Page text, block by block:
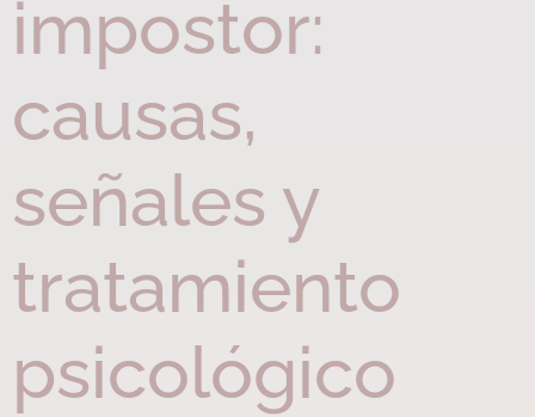
impostor:
causas,
señales y
tratamiento
psicológico